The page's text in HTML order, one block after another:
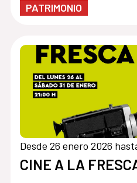
PATRIMONIO
Desde 26 enero 2026
CINE A LA